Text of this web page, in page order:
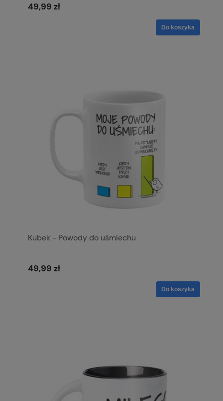
49,99 zł
Do koszyka
Kubek - Powody do uśmiechu
49,99 zł
Do koszyka